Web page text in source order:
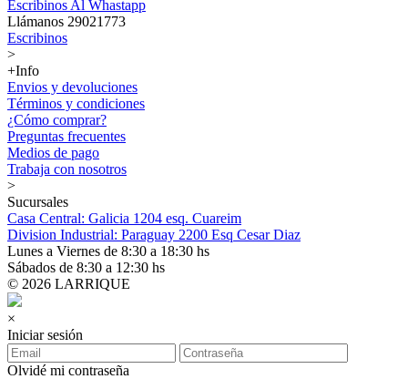
Escribinos Al Whastapp
Llámanos 29021773
Escribinos
>
+Info
Envios y devoluciones
Términos y condiciones
¿Cómo comprar?
Preguntas frecuentes
Medios de pago
Trabaja con nosotros
>
Sucursales
Casa Central: Galicia 1204 esq. Cuareim
Division Industrial: Paraguay 2200 Esq Cesar Diaz
Lunes a Viernes de 8:30 a 18:30 hs
Sábados de 8:30 a 12:30 hs
© 2026 LARRIQUE
×
Iniciar sesión
Olvidé mi contraseña